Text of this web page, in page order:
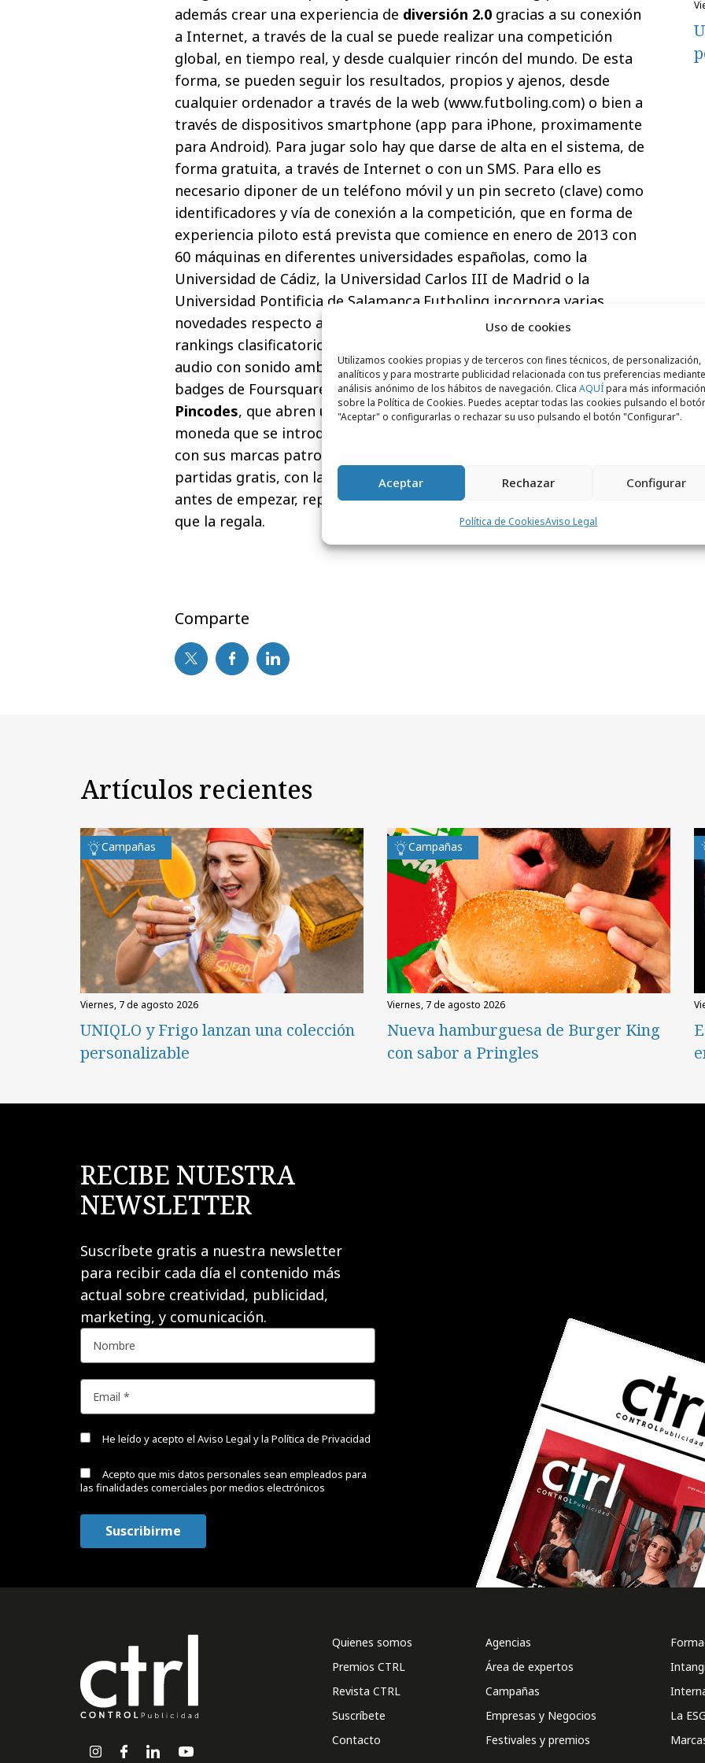
Uso de cookies
Utilizamos cookies propias y de terceros con fines técnicos, de personalización,
analíticos y para mostrarte publicidad relacionada con tus preferencias
análisis anónimo de los hábitos de navegación. Clica AQUÍpara más información
sobre la Política de Cookies. Puedes aceptar todas las cookies pulsando el
"Aceptar" o configurarlas o rechazar su uso pulsando el botón "Configurar".
Aceptar Rechazar Configurar
Política de CookiesAviso Legal
además crear una experiencia de diversión 2.0 gracias a su conexión
a Internet, a través de la cual se puede realizar una competición
global, en tiempo real, y desde cualquier rincón del mundo. De esta
forma, se pueden seguir los resultados, propios y ajenos, desde
cualquier ordenador a través de la web (www.futboling.com) o bien a
través de dispositivos smartphone (app para iPhone, proximamente
para Android). Para jugar solo hay que darse de alta en el sistema, de
forma gratuita, a través de Internet o con un SMS. Para ello es
necesario diponer de un teléfono móvil y un pin secreto (clave) como
identificadores y vía de conexión a la competición, que en forma de
experiencia piloto está prevista que comience en enero de 2013 con
60 máquinas en diferentes universidades españolas, como la
Universidad de Cádiz, la Universidad Carlos III de Madrid o la
Universidad Pontificia de Salamanca.Futboling incorpora varias
novedades respecto al futbolín tradicional (creación de avatares,
rankings clasificatorios en tiempo real, introducción de pistas de
audio con sonido ambiente de los estadio, insignias en la línea de las
badges de Foursquare...), aunque especialmente interesantes son los
Pincodes, que abren una nueva vía para las marcas: por cada
moneda que se introduzca en la máquina para jugar, Futboling -junto
con sus marcas patrocinadoras- regalará pincodes canjeables por
partidas gratis, con la diferencia de que cada partida con Pincode,
antes de empezar, reproducirá un spot publicitario del patrocinador
que la regala.
Comparte
Artículos recientes
Campañas
viernes, 7 de agosto 2026
UNIQLO y Frigo lanzan una colección
personalizable
Campañas
viernes, 7 de agosto 2026
Nueva hamburguesa de Burger King
con sabor a Pringles
RECIBE NUESTRA
NEWSLETTER
Suscríbete gratis a nuestra newsletter
para recibir cada día el contenido más
actual sobre creatividad, publicidad,
marketing, y comunicación.
He leído y acepto el Aviso Legal y la Política de Privacidad
Acepto que mis datos personales sean empleados para
las finalidades comerciales por medios electrónicos
Quienes somos
Premios CTRL
Revista CTRL
Suscríbete
Contacto
Agencias
Área de expertos
Campañas
Empresas y Negocios
Festivales y premios
La